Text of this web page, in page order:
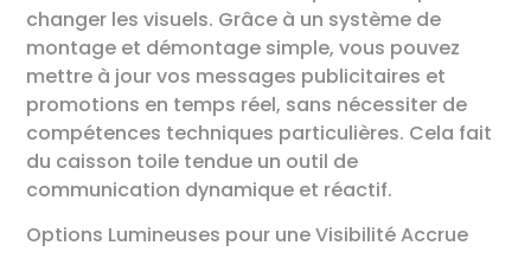
changer les visuels. Grâce à un système de
montage et démontage simple, vous pouvez
mettre à jour vos messages publicitaires et
promotions en temps réel, sans nécessiter de
compétences techniques particulières. Cela fait
du caisson toile tendue un outil de
communication dynamique et réactif.
Options Lumineuses pour une Visibilité Accrue